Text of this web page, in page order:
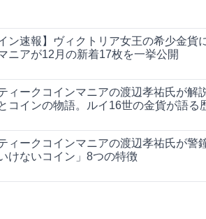
イン速報】ヴィクトリア女王の希少金貨
ニアが12月の新着17枚を一挙公開
ィークコインマニアの渡辺孝祐氏が解
コインの物語。ルイ16世の金貨が語る
ィークコインマニアの渡辺孝祐氏が警
けないコイン」8つの特徴